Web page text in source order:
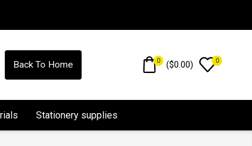
Back To Home 0 ($0.00) 0
Stationery supplies